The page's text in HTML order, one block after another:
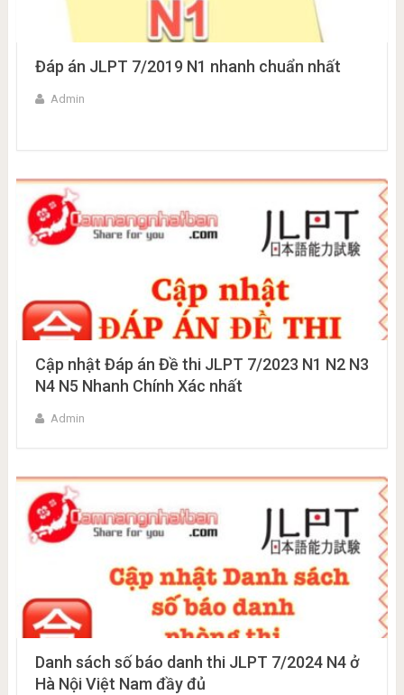
Đáp án JLPT 7/2019 N1 nhanh chuẩn nhất
Admin
Cập nhật Đáp án Đề thi JLPT 7/2023 N1 N2 N3
N4 N5 Nhanh Chính Xác nhất
Admin
Danh sách số báo danh thi JLPT 7/2024 N4 ở
Hà Nội Việt Nam đầy đủ